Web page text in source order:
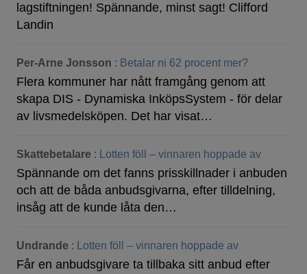
lagstiftningen! Spännande, minst sagt! Clifford
Landin
Per-Arne Jonsson : Betalar ni 62 procent mer?
Flera kommuner har nått framgång genom att
skapa DIS - Dynamiska InköpsSystem - för delar
av livsmedelsköpen. Det har visat…
Skattebetalare : Lotten föll – vinnaren hoppade av
Spännande om det fanns prisskillnader i anbuden
och att de båda anbudsgivarna, efter tilldelning,
insåg att de kunde låta den…
Undrande : Lotten föll – vinnaren hoppade av
Får en anbudsgivare ta tillbaka sitt anbud efter